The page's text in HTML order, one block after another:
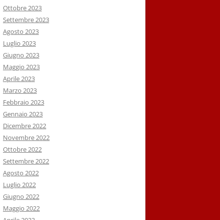
Ottobre 2023
Settembre 2023
Agosto 2023
Luglio 2023
Giugno 2023
Maggio 2023
Aprile 2023
Marzo 2023
Febbraio 2023
Gennaio 2023
Dicembre 2022
Novembre 2022
Ottobre 2022
Settembre 2022
Agosto 2022
Luglio 2022
Giugno 2022
Maggio 2022